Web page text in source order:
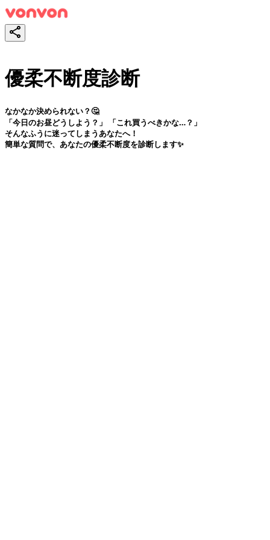
優柔不断度診断
なかなか決められない？🤔
「今日のお昼どうしよう？」 「これ買うべきかな…？」
そんなふうに迷ってしまうあなたへ！
簡単な質問で、あなたの優柔不断度を診断します✨